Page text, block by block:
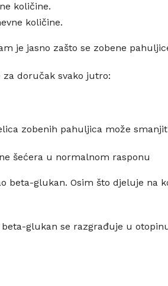
količine.
količine.
je jasno zašto se zobene
doručak svako jutro:
zobenih pahuljica može
šećera u normalnom rasponu
beta-glukan. Osim što djeluje
glukan se razgrađuje u